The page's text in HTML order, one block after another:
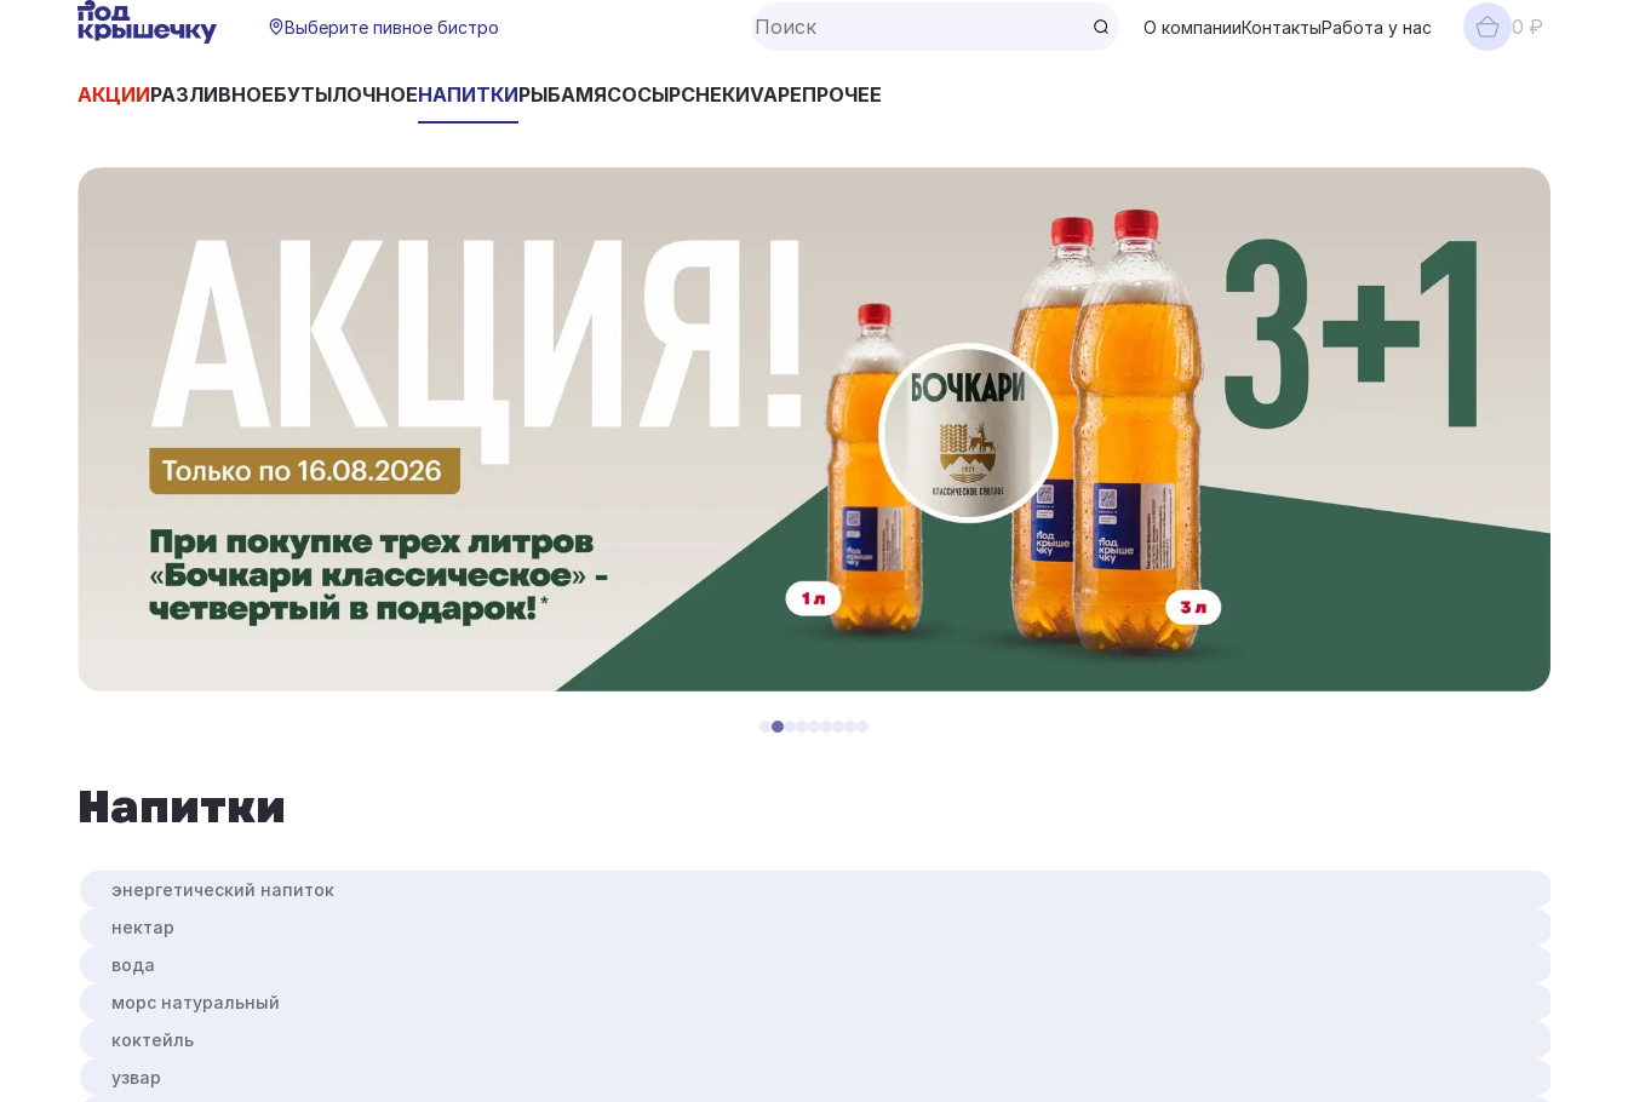
Выберите пивное бистро О компанииКонтактыРабота у нас 0 ₽
АКЦИИРАЗЛИВНОЕБУТЫЛОЧНОЕНАПИТКИРЫБАМЯСОСЫРСНЕКИVAPEПРОЧЕЕ
напитки
энергетический напиток
нектар
вода
морс натуральный
коктейль
узвар